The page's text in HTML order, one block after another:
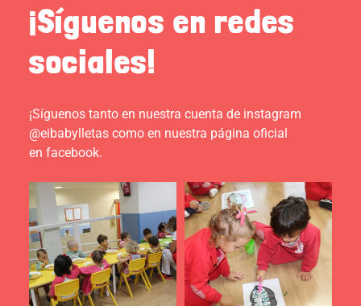
¡Síguenos en redes
sociales!
¡Síguenos tanto en nuestra cuenta de instagram
@eibabylletas como en nuestra página oficial
en facebook.